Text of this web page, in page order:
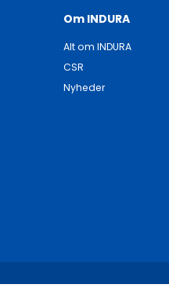
Om INDURA
Alt om INDURA
CSR
Nyheder